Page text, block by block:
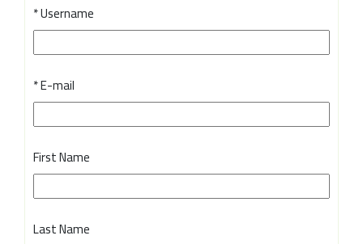
Username *
E-mail *
First Name
Last Name